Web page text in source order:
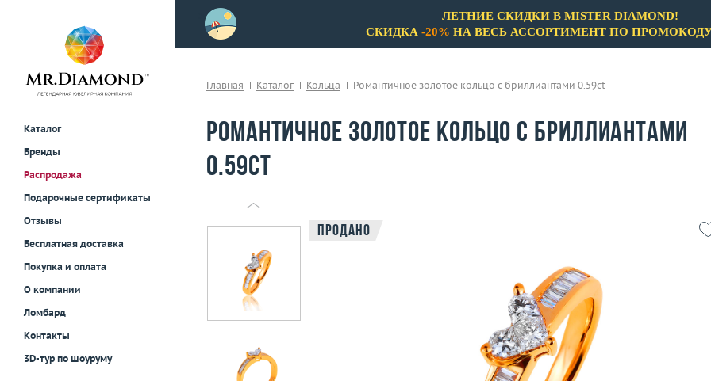
Каталог
Бренды
Распродажа
Подарочные сертификаты
Отзывы
Бесплатная доставка
Покупка и оплата
О компании
Ломбард
Контакты
3D-тур по шоуруму
примерки!
ЛЕТНИЕ СКИДКИ В MISTER DIAMOND!
СКИДКА -20% НА ВЕСЬ АССОРТИМЕНТ ПО
Главная Каталог Кольца Романтичное золотое кольцо с бриллиантами 0.59ct
Романтичное золотое кольцо с бриллиантами
0.59ct
Продано